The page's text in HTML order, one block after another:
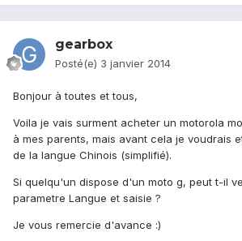
gearbox
Posté(e) 3 janvier 2014
Bonjour à toutes et tous,
Voila je vais surment acheter un motorola
à mes parents, mais avant cela je voudrais
de la langue Chinois (simplifié).
Si quelqu'un dispose d'un moto g, peut t-il
parametre Langue et saisie ?
Je vous remercie d'avance :)